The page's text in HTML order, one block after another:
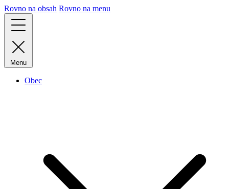
Rovno na obsah Rovno na menu
Menu
Obec